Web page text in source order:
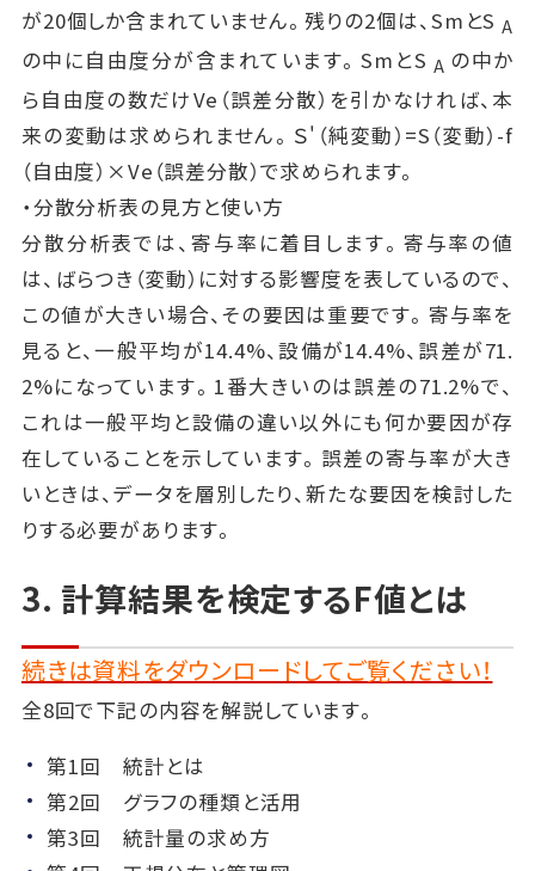
が20個しか含まれていません。残りの2個は、SmとS A
の中に自由度分が含まれています。SmとS A の中か
ら自由度の数だけVe（誤差分散）を引かなければ、本
来の変動は求められません。Ｓ'（純変動）=S（変動）-f
（自由度）×Ve（誤差分散）で求められます。
・分散分析表の見方と使い方
分散分析表では、寄与率に着目します。寄与率の値
は、ばらつき（変動）に対する影響度を表しているので、
この値が大きい場合、その要因は重要です。寄与率を
見ると、一般平均が14.4%、設備が14.4%、誤差が71.
2%になっています。1番大きいのは誤差の71.2%で、
これは一般平均と設備の違い以外にも何か要因が存
在していることを示しています。誤差の寄与率が大き
いときは、データを層別したり、新たな要因を検討した
りする必要があります。
3. 計算結果を検定するF値とは
続きは資料をダウンロードしてご覧ください！
全8回で下記の内容を解説しています。
第1回 統計とは
第2回 グラフの種類と活用
第3回 統計量の求め方